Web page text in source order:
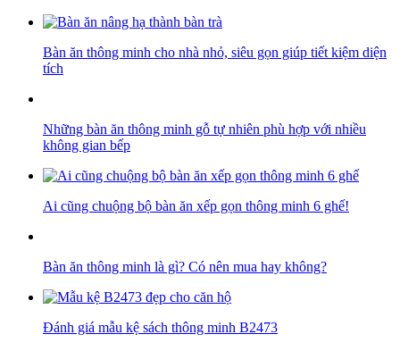
Bàn ăn thông minh cho nhà nhỏ, siêu gọn giúp tiết kiệm diện
tích
Những bàn ăn thông minh gỗ tự nhiên phù hợp với nhiều
không gian bếp
Ai cũng chuộng bộ bàn ăn xếp gọn thông minh 6 ghế!
Bàn ăn thông minh là gì? Có nên mua hay không?
Đánh giá mẫu kệ sách thông minh B2473